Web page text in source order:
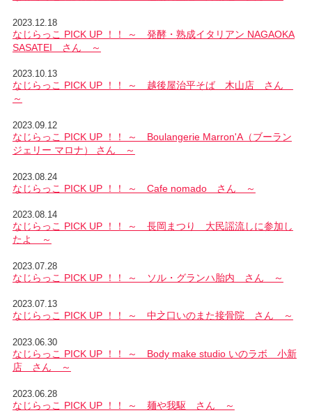
2023.12.18
なじらっこ PICK UP ！！ ～ 発酵・熟成イタリアン NAGAOKA
SASATEI さん ～
2023.10.13
なじらっこ PICK UP ！！ ～ 越後屋治平そば 木山店 さん
～
2023.09.12
なじらっこ PICK UP ！！ ～ Boulangerie Marron'A（ブーラン
ジェリー マロナ） さん ～
2023.08.24
なじらっこ PICK UP ！！ ～ Cafe nomado さん ～
2023.08.14
なじらっこ PICK UP ！！ ～ 長岡まつり 大民謡流しに参加し
たよ ～
2023.07.28
なじらっこ PICK UP ！！ ～ ソル・グランハ胎内 さん ～
2023.07.13
なじらっこ PICK UP ！！ ～ 中之口いのまた接骨院 さん ～
2023.06.30
なじらっこ PICK UP ！！ ～ Body make studio いのラボ 小新
店 さん ～
2023.06.28
なじらっこ PICK UP ！！ ～ 麺や我駆 さん ～